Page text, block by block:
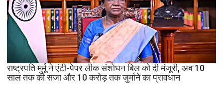
ही
कर
सकेंगे
PG,
उत्तराखंड
स्वास्थ्य
विभाग
ने
राष्ट्रपति मुर्मू ने एंटी-पेपर लीक संशोधन बिल को दी मंजूरी, अब 10
साल तक की सजा और 10 करोड़ तक जुर्माने का प्रावधान